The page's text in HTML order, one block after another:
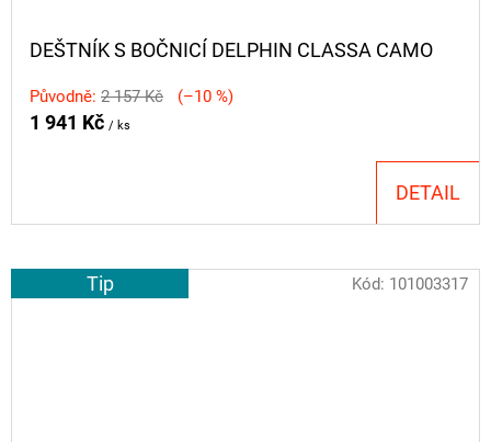
DEŠTNÍK S BOČNICÍ DELPHIN CLASSA CAMO
Původně: 2 157 Kč (–10 %)
1 941 Kč / ks
DETAIL
Tip Kód: 101003317